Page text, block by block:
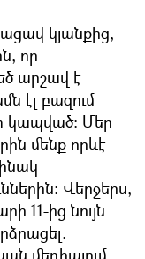
կյանքից,
որ
արշավ է
էլ բազում
կապված։ Մեր
մենք որևէ
Վերջերս,
11-ից նույն
մեդիայում